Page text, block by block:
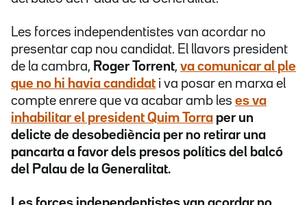
Les forces independentistes van acordar no
presentar cap nou candidat. El llavors president
de la cambra, Roger Torrent, va comunicar al ple
que no hi havia candidat i va posar en marxa el
compte enrere que va acabar amb les es va
inhabilitar el president Quim Torra per un
delicte de desobediència per no retirar una
pancarta a favor dels presos polítics del balcó
del Palau de la Generalitat.